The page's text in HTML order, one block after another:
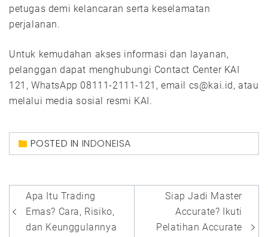
petugas demi kelancaran serta keselamatan
perjalanan.
Untuk kemudahan akses informasi dan layanan,
pelanggan dapat menghubungi Contact Center KAI
121, WhatsApp 08111-2111-121, email cs@kai.id, atau
melalui media sosial resmi KAI.
POSTED IN INDONEISA
Post
navigation
Apa Itu Trading
Emas? Cara, Risiko,
dan Keunggulannya
Siap Jadi Master
Accurate? Ikuti
Pelatihan Accurate